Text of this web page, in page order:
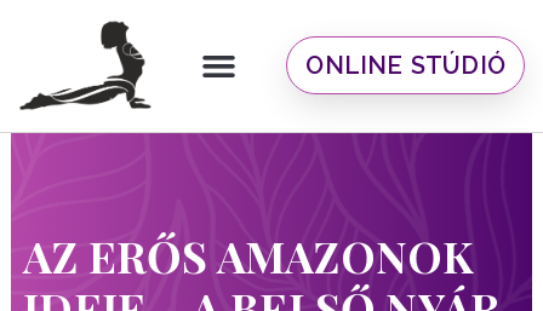
ONLINE STÚDIÓ
AZ ERŐS AMAZONOK